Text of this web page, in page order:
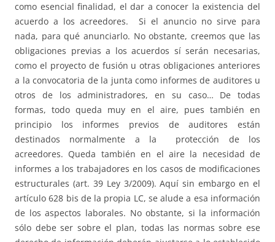
como esencial finalidad, el dar a conocer la existencia del
acuerdo a los acreedores. Si el anuncio no sirve para
nada, para qué anunciarlo. No obstante, creemos que las
obligaciones previas a los acuerdos sí serán necesarias,
como el proyecto de fusión u otras obligaciones anteriores
a la convocatoria de la junta como informes de auditores u
otros de los administradores, en su caso… De todas
formas, todo queda muy en el aire, pues también en
principio los informes previos de auditores están
destinados normalmente a la protección de los
acreedores. Queda también en el aire la necesidad de
informes a los trabajadores en los casos de modificaciones
estructurales (art. 39 Ley 3/2009). Aquí sin embargo en el
artículo 628 bis de la propia LC, se alude a esa información
de los aspectos laborales. No obstante, si la información
sólo debe ser sobre el plan, todas las normas sobre ese